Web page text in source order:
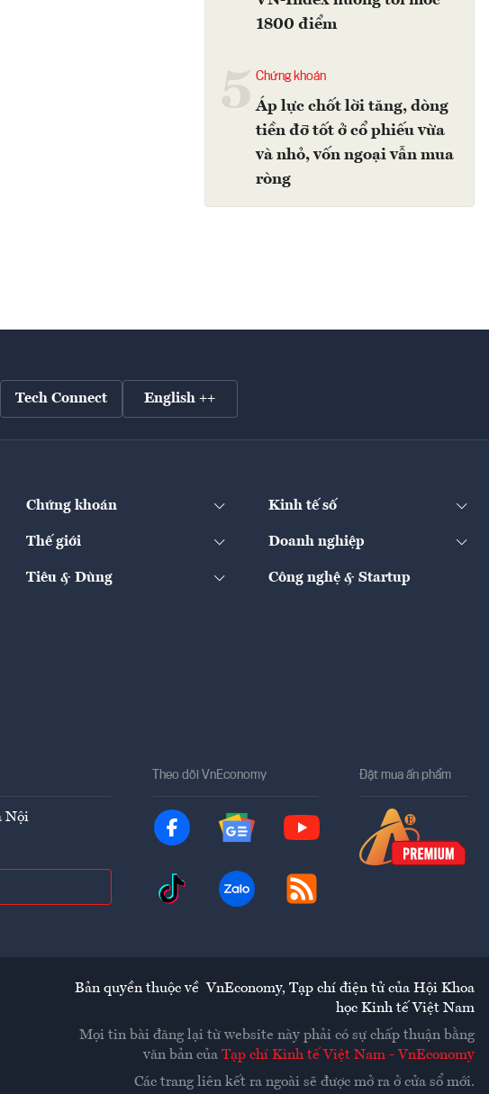
1800 điểm
Chứng khoán
Áp lực chốt lời tăng, dòng
tiền đỡ tốt ở cổ phiếu vừa
và nhỏ, vốn ngoại vẫn mua
ròng
Tech Connect English ++
Chứng khoán Kinh tế số
Thế giới Doanh nghiệp
Tiêu & Dùng Công nghệ & Startup
Nội
Theo dõi VnEconomy Đặt mua ấn phẩm
Bản quyền thuộc về VnEconomy, Tạp chí điện tử của Hội Khoa
học Kinh tế Việt Nam
Mọi tin bài đăng lại từ website này phải có sự chấp thuận bằng
văn bản của Tạp chí Kinh tế Việt Nam - VnEconomy
Các trang liên kết ra ngoài sẽ được mở ra ở cửa sổ mới.